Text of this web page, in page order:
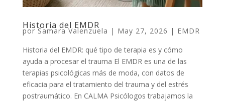
Historia del EMDR
porSamara Valenzuela | May 27, 2026 | EMDR
Historia del EMDR: qué tipo de terapia es y cómo
ayuda a procesar el trauma El EMDR es una de las
terapias psicológicas más de moda, con datos de
eficacia para el tratamiento del trauma y del estrés
postraumático. En CALMA Psicólogos trabajamos la